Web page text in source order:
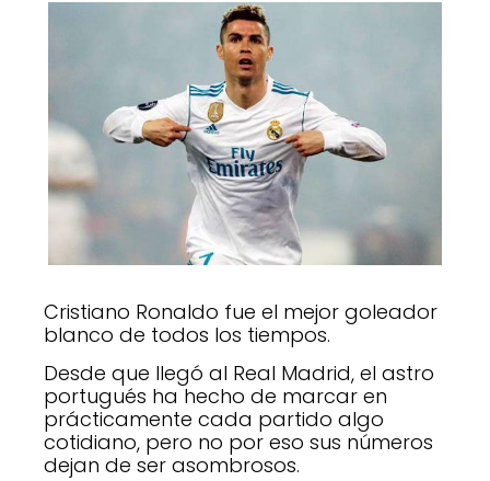
Cristiano Ronaldo fue el mejor goleador
blanco de todos los tiempos.
Desde que llegó al Real Madrid, el astro
portugués ha hecho de marcar en
prácticamente cada partido algo
cotidiano, pero no por eso sus números
dejan de ser asombrosos.